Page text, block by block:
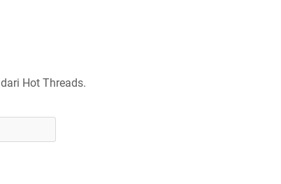
Hot Threads.